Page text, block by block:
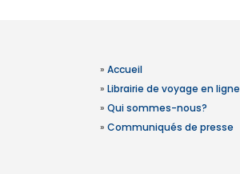
» Accueil
» Librairie de voyage en ligne
» Qui sommes-nous?
» Communiqués de presse